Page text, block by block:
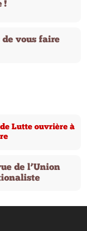
!
de vous faire
Lutte ouvrière à
de l’Union